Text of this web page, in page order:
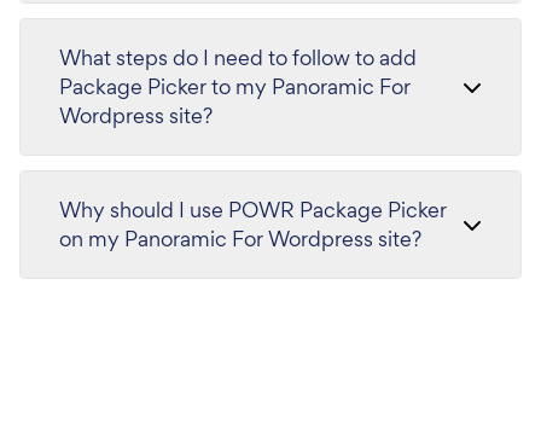
What steps do I need to follow to add
Package Picker to my Panoramic For
Wordpress site?
Why should I use POWR Package Picker
on my Panoramic For Wordpress site?